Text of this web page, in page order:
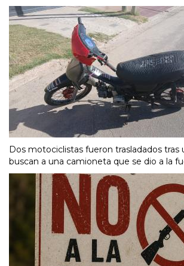
Dos motociclistas fueron trasladados tras
buscan a una camioneta que se dio a la